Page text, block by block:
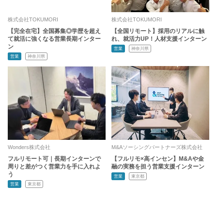
株式会社TOKUMORI
【完全在宅】全国募集◎学歴を超え
て就活に強くなる営業長期インター
ン
営業 神奈川県
株式会社TOKUMORI
【全国リモート】採用のリアルに触
れ、就活力UP！人材支援インターン
営業 神奈川県
Wonders株式会社
フルリモート可｜長期インターンで
周りと差がつく営業力を手に入れよ
う
営業 東京都
M&Aソーシングパートナーズ株式会社
【フルリモ×高インセン】M&Aや金
融の実務を担う営業支援インターン
営業 東京都